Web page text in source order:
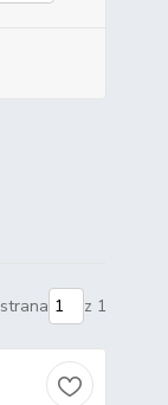
strana z 1